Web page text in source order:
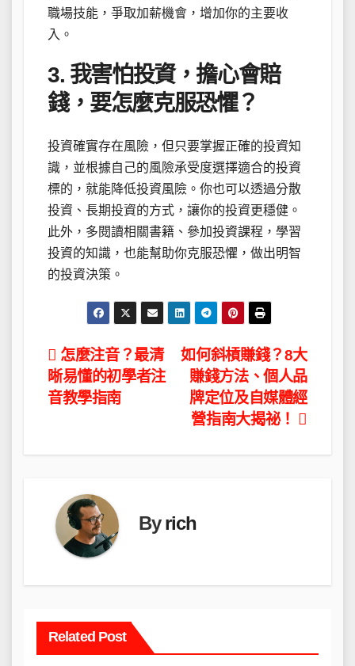
職場技能，爭取加薪機會，增加你的主要收
入。
3. 我害怕投資，擔心會賠
錢，要怎麼克服恐懼？
投資確實存在風險，但只要掌握正確的投資知
識，並根據自己的風險承受度選擇適合的投資
標的，就能降低投資風險。你也可以透過分散
投資、長期投資的方式，讓你的投資更穩健。
此外，多閱讀相關書籍、參加投資課程，學習
投資的知識，也能幫助你克服恐懼，做出明智
的投資決策。
文
章
覽
如何斜槓賺錢？8大
賺錢方法、個人品
牌定位及自媒體經
營指南大揭祕！
怎麼注音？最清
晰易懂的初學者注
音教學指南
Byrich
Related Post